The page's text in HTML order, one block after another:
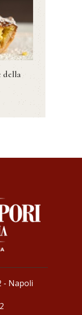
della
- Napoli